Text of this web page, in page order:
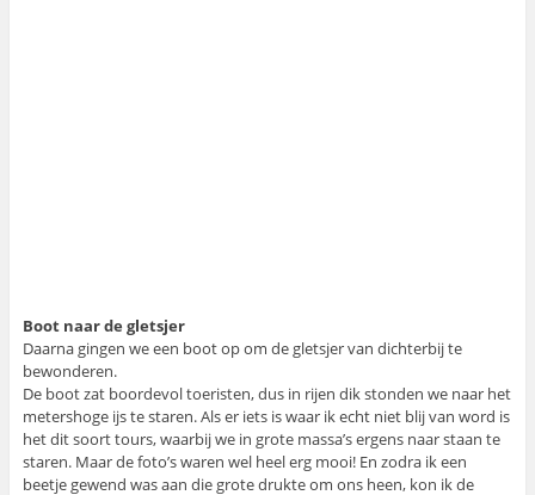
Boot naar de gletsjer
Daarna gingen we een boot op om de gletsjer van dichterbij te
bewonderen.
De boot zat boordevol toeristen, dus in rijen dik stonden we naar het
metershoge ijs te staren. Als er iets is waar ik echt niet blij van word is
het dit soort tours, waarbij we in grote massa’s ergens naar staan te
staren. Maar de foto’s waren wel heel erg mooi! En zodra ik een
beetje gewend was aan die grote drukte om ons heen, kon ik de